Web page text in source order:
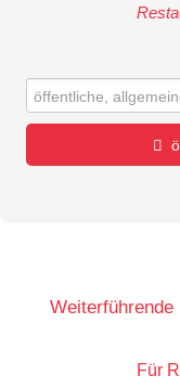
E-Mail-Adresse
Für